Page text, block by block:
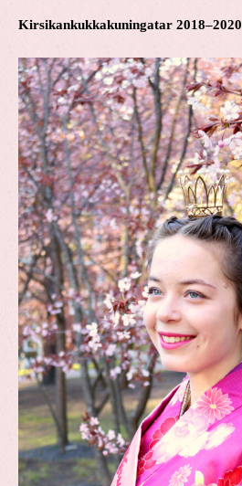
Kirsikankukkakuningatar 2018–2020